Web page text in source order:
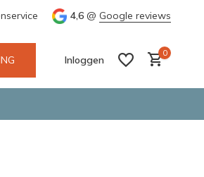
snelle bezorging door o.a. Fietskoerier en
4,6 @ Google reviews
Inloggen
0